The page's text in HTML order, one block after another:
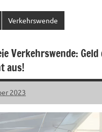
Verkehrswende
Verkehrswende: Geld
aus!
2023